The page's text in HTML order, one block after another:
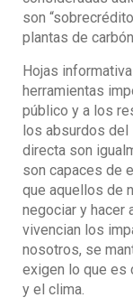
son
plantas de
Hojas
herramientas
público y a los
los absurdos del
directa son
son capaces de
que aquellos de
negociar y hacer
vivencian los
nosotros, se
exigen lo que es
y el clima.